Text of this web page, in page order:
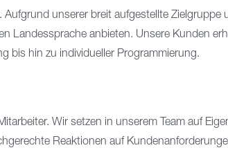
unserer breit aufgestellte Zielgruppe
anbieten. Unsere Kunden
bis hin zu individueller Programmierung.
Wir setzen in unserem Team auf
Reaktionen auf